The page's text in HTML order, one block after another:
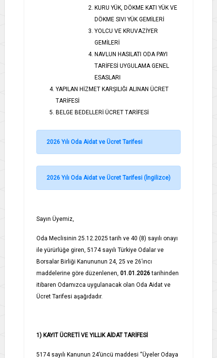
KURU YÜK, DÖKME KATI YÜK VE
DÖKME SIVI YÜK GEMİLERİ
YOLCU VE KRUVAZİYER
GEMİLERİ
NAVLUN HASILATI ODA PAYI
TARİFESİ UYGULAMA GENEL
ESASLARI
YAPILAN HİZMET KARŞILIĞI ALINAN ÜCRET
TARİFESİ
BELGE BEDELLERİ ÜCRET TARİFESİ
2026 Yılı Oda Aidat ve Ücret Tarifesi
2026 Yılı Oda Aidat ve Ücret Tarifesi (İngilizce)
Sayın Üyemiz,
Oda Meclisinin 25.12.2025 tarih ve 40 (8) sayılı onayı
ile yürürlüğe giren, 5174 sayılı Türkiye Odalar ve
Borsalar Birliği Kanununun 24, 25 ve 26’ıncı
maddelerine göre düzenlenen, 01.01.2026tarihinden
itibaren Odamızca uygulanacak olan Oda Aidat ve
Ücret Tarifesi aşağıdadır.
1) KAYIT ÜCRETİ VE YILLIK AİDAT TARİFESİ
5174 sayılı Kanunun 24’üncü maddesi “Üyeler Odaya